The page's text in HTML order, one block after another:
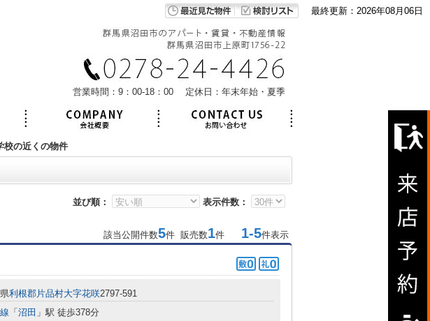
最終更新：2026年08月06日
営業時間：9：00-18：00 定休日：年末年始・夏季
校の近くの物件
並び順： 表示件数：
該当公開件数5件 販売数1件 1-5件表示
利根郡片品村大字花咲2797-591
「 沼田 」駅 徒歩378分